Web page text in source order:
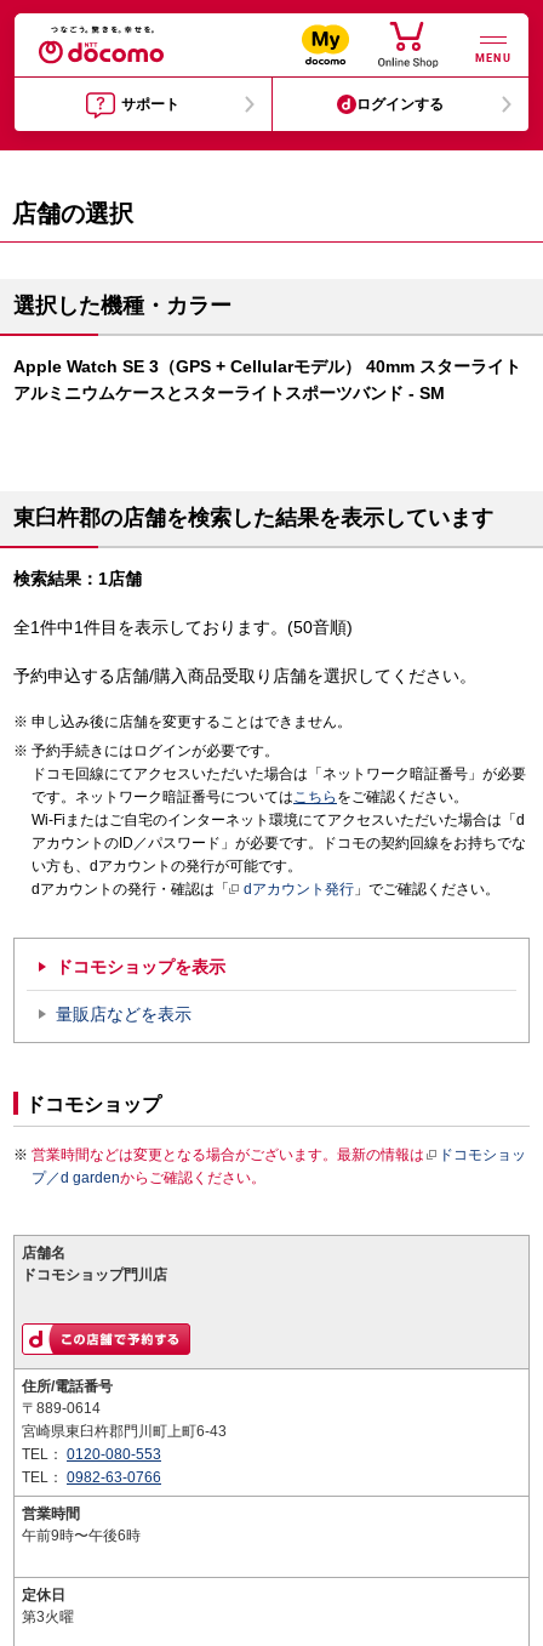
MENU
サポート ログインする
店舗の選択
選択した機種・カラー
Apple Watch SE 3（GPS + Cellularモデル） 40mm スターライト
アルミニウムケースとスターライトスポーツバンド - SM
東臼杵郡の店舗を検索した結果を表示しています
検索結果：1店舗
全1件中1件目を表示しております。(50音順)
予約申込する店舗/購入商品受取り店舗を選択してください。
申し込み後に店舗を変更することはできません。
予約手続きにはログインが必要です。
ドコモ回線にてアクセスいただいた場合は「ネットワーク暗証番号」が必要
です。ネットワーク暗証番号についてはこちら をご確認ください。
Wi-Fiまたはご自宅のインターネット環境にてアクセスいただいた場合は「d
アカウントのID／パスワード」が必要です。ドコモの契約回線をお持ちでな
い方も、dアカウントの発行が可能です。
dアカウントの発行・確認は「
dアカウント発行 」でご確認ください。
ドコモショップを表示
量販店などを表示
ドコモショップ
営業時間などは変更となる場合がございます。最新の情報は
ドコモショッ
プ／d gardenからご確認ください。
店舗名
ドコモショップ門川店
住所/電話番号
〒889-0614
宮崎県東臼杵郡門川町上町6-43
TEL： 0120-080-553
TEL： 0982-63-0766
営業時間
午前9時〜午後6時
定休日
第3火曜